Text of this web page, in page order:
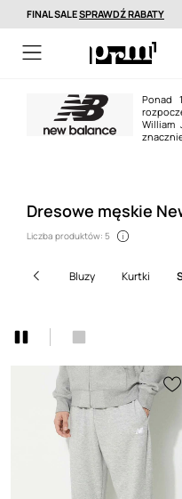
FINAL SALESPRAWDŹ RABATY
Ponad
William
Dresowe męskie
Liczba produktów: 5
bluzy kurtki